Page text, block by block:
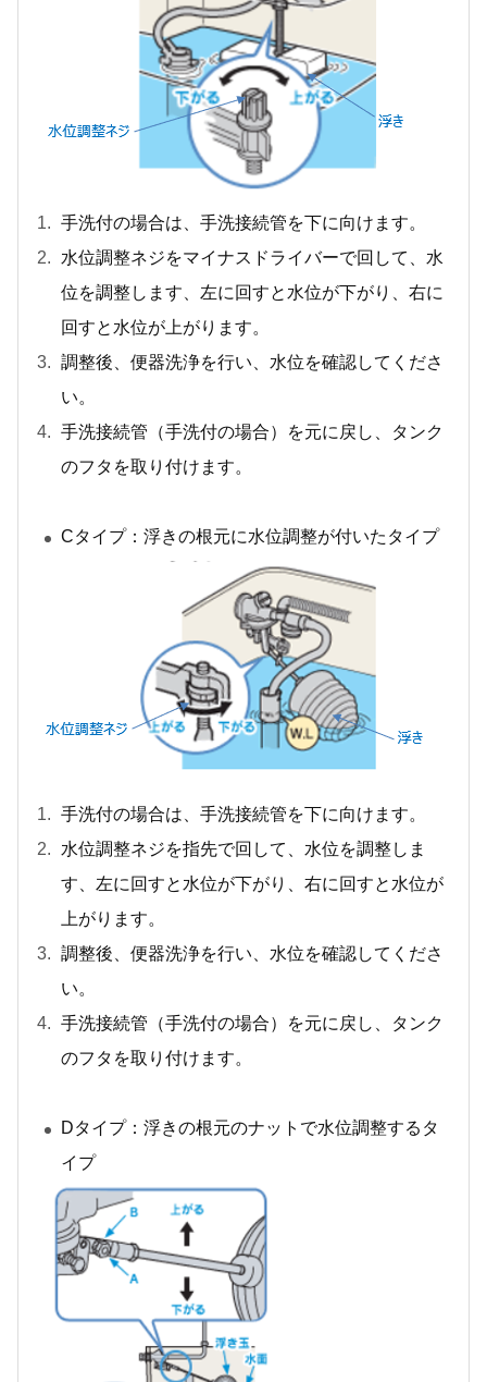
手洗付の場合は、手洗接続管を下に向けます。
水位調整ネジをマイナスドライバーで回して、水
位を調整します、左に回すと水位が下がり、右に
回すと水位が上がります。
調整後、便器洗浄を行い、水位を確認してくださ
い。
手洗接続管（手洗付の場合）を元に戻し、タンク
のフタを取り付けます。
Cタイプ：浮きの根元に水位調整が付いたタイプ
手洗付の場合は、手洗接続管を下に向けます。
水位調整ネジを指先で回して、水位を調整しま
す、左に回すと水位が下がり、右に回すと水位が
上がります。
調整後、便器洗浄を行い、水位を確認してくださ
い。
手洗接続管（手洗付の場合）を元に戻し、タンク
のフタを取り付けます。
Dタイプ：浮きの根元のナットで水位調整するタ
イプ